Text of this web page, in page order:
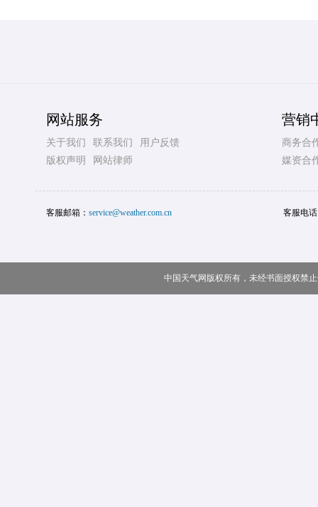
网站服务
关于我们 联系我们
用户反馈
版权声明
网站律师
营销
商务合
媒资合
客服邮箱： service@weather.com.cn 客服电
中国天气网版权所有，未经书面授权